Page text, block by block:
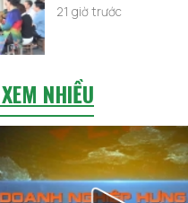
21 giờ trước
NHIỀU